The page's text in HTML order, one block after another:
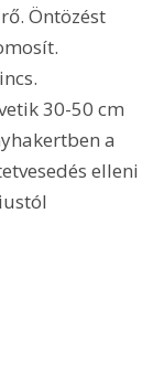
Öntözést
30-50 cm
a
elleni